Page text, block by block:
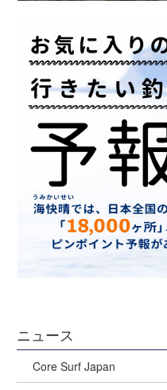
ニュース
Core Surf Japan